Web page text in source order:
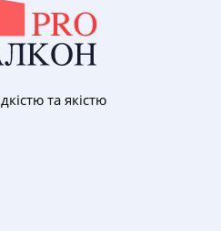
та якістю